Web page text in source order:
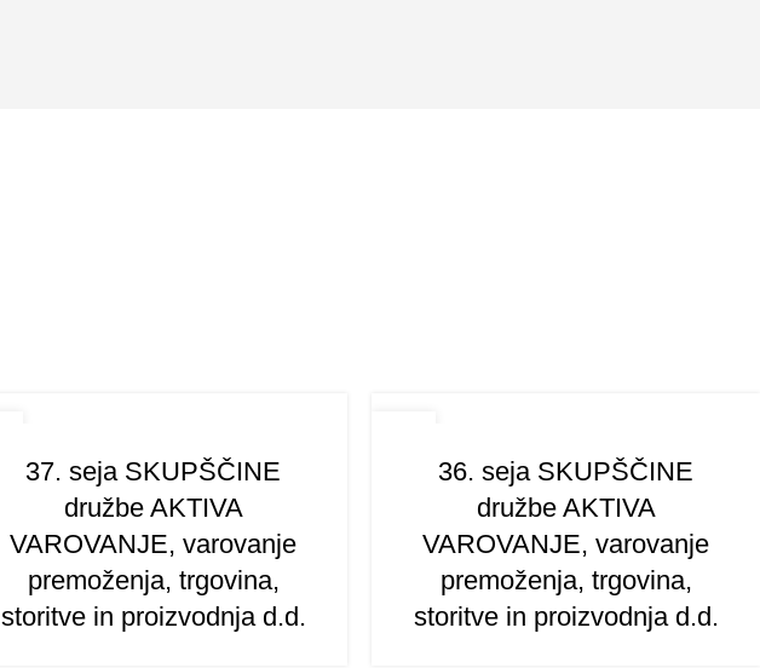
37. seja SKUPŠČINE
družbe AKTIVA
VAROVANJE, varovanje
premoženja, trgovina,
storitve in proizvodnja d.d.
36. seja SKUPŠČINE
družbe AKTIVA
VAROVANJE, varovanje
premoženja, trgovina,
storitve in proizvodnja d.d.